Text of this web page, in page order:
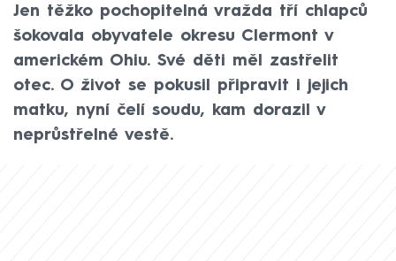
Jen těžko pochopitelná vražda tří chlapců
šokovala obyvatele okresu Clermont v
americkém Ohiu. Své děti měl zastřelit
otec. O život se pokusil připravit i jejich
matku, nyní čelí soudu, kam dorazil v
neprůstřelné vestě.